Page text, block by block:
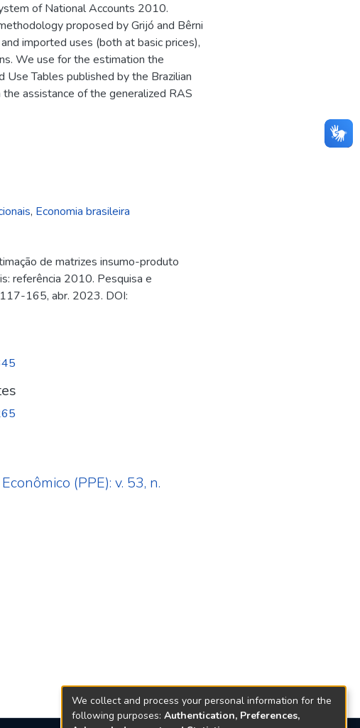
of National Accounts 2010.
proposed by Grijó and Bêrni
imported uses (both at basic prices),
We use for the estimation the
Use Tables published by the Brazilian
assistance of the generalized RAS
, Economia brasileira
de matrizes insumo-produto
referência 2010. Pesquisa e
165, abr. 2023. DOI:
(PPE): v. 53, n.
We collect and process your personal information for the
following purposes: Authentication, Preferences,